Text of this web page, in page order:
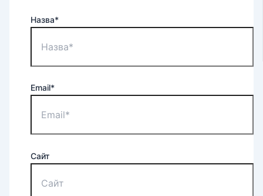
Назва*
Email*
Сайт